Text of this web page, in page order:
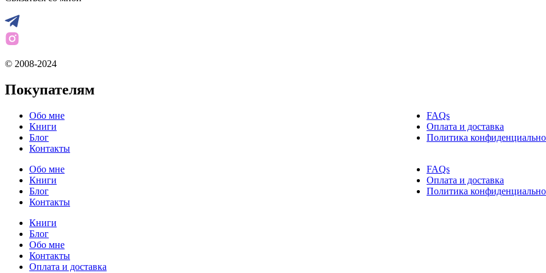
© 2008-2024
Покупателям
Обо мне
Книги
Блог
Контакты
FAQs
Оплата и доставка
Политика
Обо мне
Книги
Блог
Контакты
FAQs
Оплата и доставка
Политика
Книги
Блог
Обо мне
Контакты
Оплата и доставка